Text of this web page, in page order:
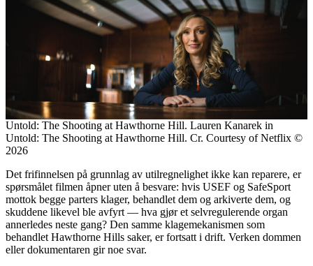
Untold: The Shooting at Hawthorne Hill. Lauren Kanarek in
Untold: The Shooting at Hawthorne Hill. Cr. Courtesy of Netflix ©
2026
Det frifinnelsen på grunnlag av utilregnelighet ikke kan reparere, er
spørsmålet filmen åpner uten å besvare: hvis USEF og SafeSport
mottok begge parters klager, behandlet dem og arkiverte dem, og
skuddene likevel ble avfyrt — hva gjør et selvregulerende organ
annerledes neste gang? Den samme klagemekanismen som
behandlet Hawthorne Hills saker, er fortsatt i drift. Verken dommen
eller dokumentaren gir noe svar.